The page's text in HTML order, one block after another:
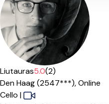
Liutauras5.0(2)
Den Haag (2547***),Online
Cello |